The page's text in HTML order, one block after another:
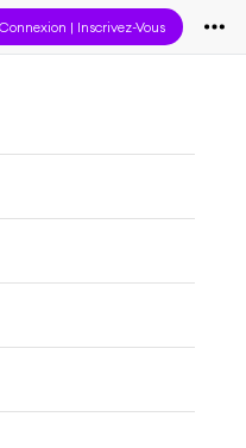
Connexion | Inscrivez-Vous